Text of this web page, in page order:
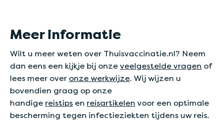
Meer informatie
Wilt u meer weten over Thuisvaccinatie.nl? Neem
dan eens een kijkje bij onzeveelgestelde vragen of
lees meer over onze werkwijze. Wij wijzen u
bovendien graag op onze
handige reistips en reisartikelen voor een optimale
bescherming tegen infectieziekten tijdens uw reis.